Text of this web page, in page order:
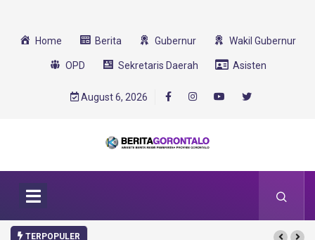
Home Berita Gubernur Wakil Gubernur
OPD Sekretaris Daerah Asisten
August 6, 2026
TERPOPULER